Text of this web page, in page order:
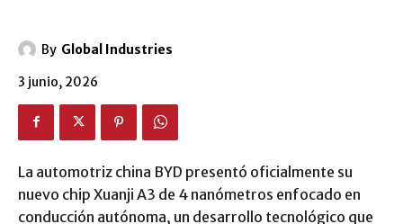
By Global Industries
3 junio, 2026
La automotriz china BYD presentó oficialmente su
nuevo chip Xuanji A3 de 4 nanómetros enfocado en
conducción autónoma, un desarrollo tecnológico que